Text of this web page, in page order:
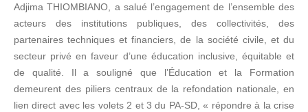
Adjima THIOMBIANO, a salué l’engagement de l’ensemble des
acteurs des institutions publiques, des collectivités, des
partenaires techniques et financiers, de la société civile, et du
secteur privé en faveur d’une éducation inclusive, équitable et
de qualité. Il a souligné que l’Éducation et la Formation
demeurent des piliers centraux de la refondation nationale, en
lien direct avec les volets 2 et 3 du PA-SD, « répondre à la crise